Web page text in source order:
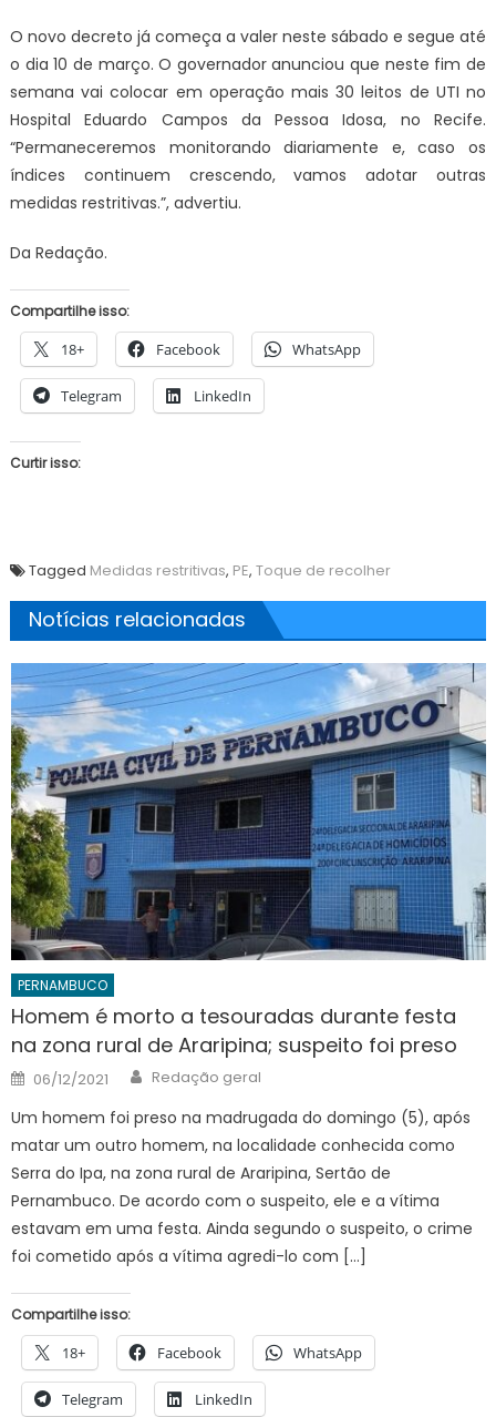
O novo decreto já começa a valer neste sábado e segue até
o dia 10 de março. O governador anunciou que neste fim de
semana vai colocar em operação mais 30 leitos de UTI no
Hospital Eduardo Campos da Pessoa Idosa, no Recife.
“Permaneceremos monitorando diariamente e, caso os
índices continuem crescendo, vamos adotar outras
medidas restritivas.”, advertiu.
Da Redação.
Compartilhe isso:
18+ Facebook WhatsApp
Telegram LinkedIn
Curtir isso:
Tagged Medidas restritivas, PE, Toque de recolher
Notícias relacionadas
PERNAMBUCO
Homem é morto a tesouradas durante festa
na zona rural de Araripina; suspeito foi preso
Posted
on
06/12/2021 Author
Redação geral
Um homem foi preso na madrugada do domingo (5), após
matar um outro homem, na localidade conhecida como
Serra do Ipa, na zona rural de Araripina, Sertão de
Pernambuco. De acordo com o suspeito, ele e a vítima
estavam em uma festa. Ainda segundo o suspeito, o crime
foi cometido após a vítima agredi-lo com […]
Compartilhe isso:
18+ Facebook WhatsApp
Telegram LinkedIn